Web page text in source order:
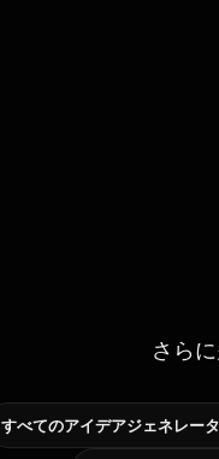
さら
すべてのアイデアジェネレー